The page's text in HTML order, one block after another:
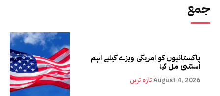
جمع
پاکستانیوں کو امریکی ویزے کیلیے اہم
استثنیٰ مل گیا
تازہ ترینAugust 4, 2026